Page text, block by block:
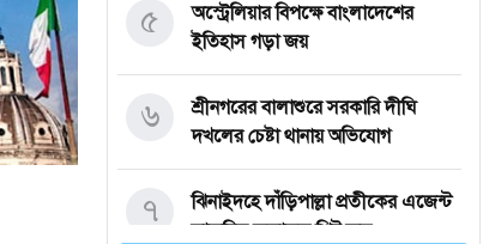
অস্ট্রেলিয়ার বিপক্ষে বাংলাদেশের
ইতিহাস গড়া জয়
৫
শ্রীনগরের বালাশুরে সরকারি দীঘি
দখলের চেষ্টা থানায় অভিযোগ
৬
ঝিনাইদহে দাঁড়িপাল্লা প্রতীকের এজেন্ট
স্বাক্ষরিত ফলাফল শিট জব্দ
৭